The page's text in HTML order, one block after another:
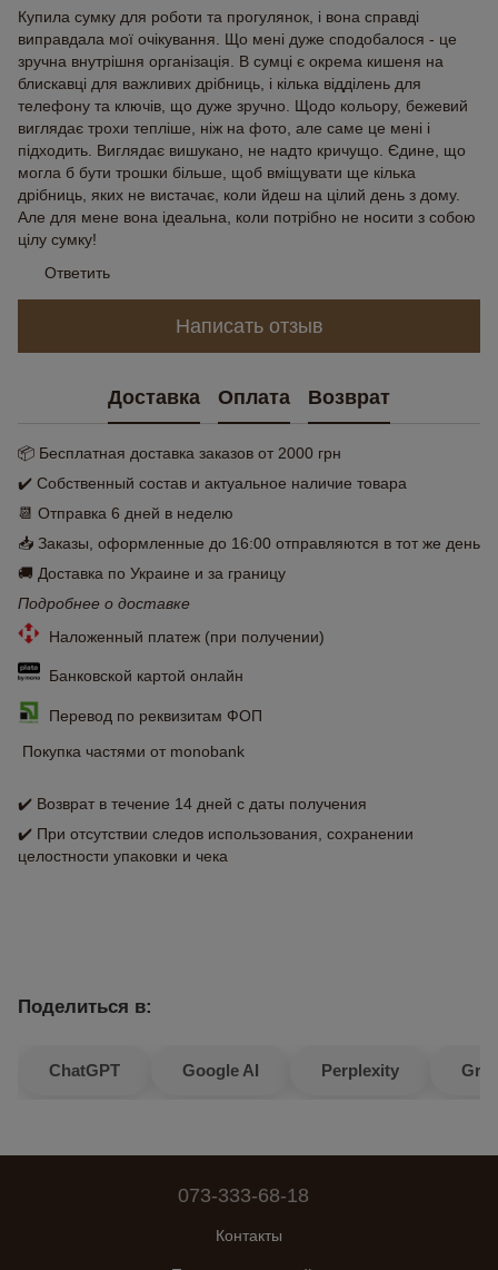
Купила сумку для роботи та прогулянок, і вона справді
виправдала мої очікування. Що мені дуже сподобалося - це
зручна внутрішня організація. В сумці є окрема кишеня на
блискавці для важливих дрібниць, і кілька відділень для
телефону та ключів, що дуже зручно. Щодо кольору, бежевий
виглядає трохи тепліше, ніж на фото, але саме це мені і
підходить. Виглядає вишукано, не надто кричущо. Єдине, що
могла б бути трошки більше, щоб вміщувати ще кілька
дрібниць, яких не вистачає, коли йдеш на цілий день з дому.
Але для мене вона ідеальна, коли потрібно не носити з собою
цілу сумку!
Ответить
Написать отзыв
Доставка Оплата Возврат
📦 Бесплатная доставка заказов от 2000 грн
✔️ Собственный состав и актуальное наличие товара
📆 Отправка 6 дней в неделю
📥 Заказы, оформленные до 16:00 отправляются в тот же день
🚚 Доставка по Украине и за границу
Подробнее о доставке
Наложенный платеж (при получении)
Банковской картой онлайн
Перевод по реквизитам ФОП
Покупка частями от monobank
✔️ Возврат в течение 14 дней с даты получения
✔️ При отсутствии следов использования, сохранении
целостности упаковки и чека
Поделиться в:
ChatGPT Google AI Perplexity
073-333-68-18
Контакты